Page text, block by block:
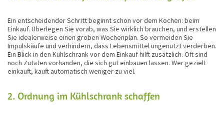
Ein entscheidender Schritt beginnt schon vor dem Kochen: beim
Einkauf. Überlegen Sie vorab, was Sie wirklich brauchen, und erstellen
Sie idealerweise einen groben Wochenplan. So vermeiden Sie
Impulskäufe und verhindern, dass Lebensmittel ungenutzt verderben.
Ein Blick in den Kühlschrank vor dem Einkauf hilft zusätzlich. Oft sind
noch Zutaten vorhanden, die sich gut einbauen lassen. Wer gezielt
einkauft, kauft automatisch weniger zu viel.
2. Ordnung im Kühlschrank schaffen